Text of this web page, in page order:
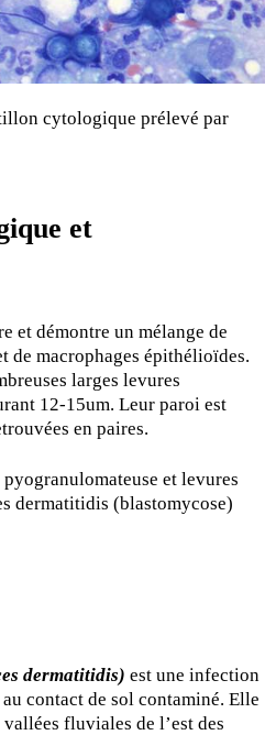
cytologique prélevé par
et
et démontre un mélange de
de macrophages épithélioïdes.
larges levures
12-15um. Leur paroi est
en paires.
et levures
dermatitidis (blastomycose)
dermatitidis) est une infection
contact de sol contaminé. Elle
fluviales de l’est des